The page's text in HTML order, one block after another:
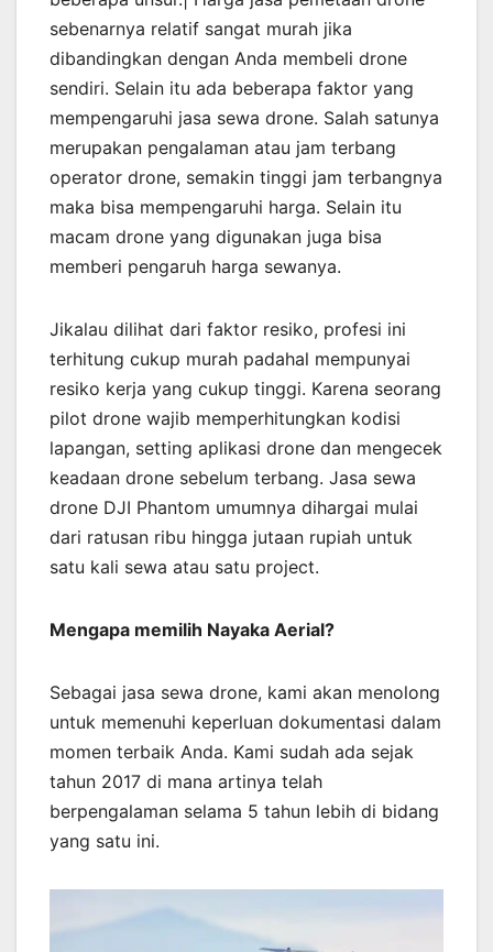
sebenarnya relatif sangat murah jika
dibandingkan dengan Anda membeli drone
sendiri. Selain itu ada beberapa faktor yang
mempengaruhi jasa sewa drone. Salah satunya
merupakan pengalaman atau jam terbang
operator drone, semakin tinggi jam terbangnya
maka bisa mempengaruhi harga. Selain itu
macam drone yang digunakan juga bisa
memberi pengaruh harga sewanya.
Jikalau dilihat dari faktor resiko, profesi ini
terhitung cukup murah padahal mempunyai
resiko kerja yang cukup tinggi. Karena seorang
pilot drone wajib memperhitungkan kodisi
lapangan, setting aplikasi drone dan mengecek
keadaan drone sebelum terbang. Jasa sewa
drone DJI Phantom umumnya dihargai mulai
dari ratusan ribu hingga jutaan rupiah untuk
satu kali sewa atau satu project.
Mengapa memilih Nayaka Aerial?
Sebagai jasa sewa drone, kami akan menolong
untuk memenuhi keperluan dokumentasi dalam
momen terbaik Anda. Kami sudah ada sejak
tahun 2017 di mana artinya telah
berpengalaman selama 5 tahun lebih di bidang
yang satu ini.